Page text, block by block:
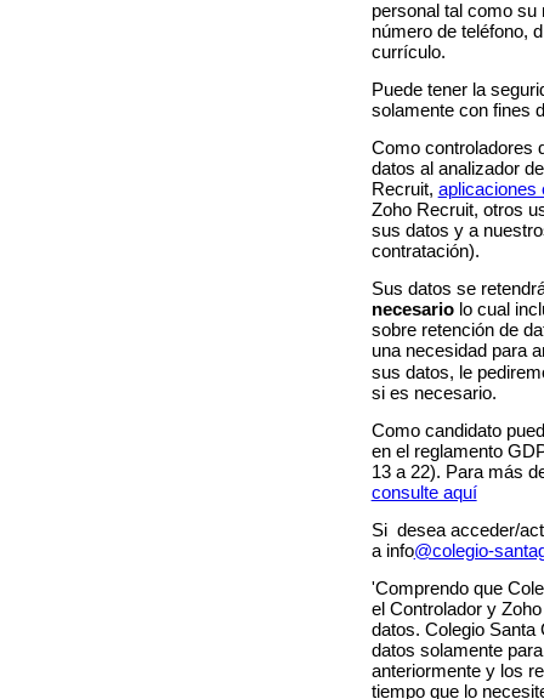
personal tal como su
número de teléfono,
currículo.
Puede tener la
solamente con fines
Como controladores
datos al analizador
Recruit, aplicaciones
Zoho Recruit, otros
sus datos y a
contratación).
Sus datos se
necesario lo cual
sobre retención de
una necesidad para
sus datos, le
si es necesario.
Como candidato
en el reglamento
13 a 22). Para más
consulte aquí
Si deseaacceder/
a info@colegio-
'Comprendo que
el Controlador y
datos. Colegio
datos solamente
anteriormente y los
tiempo que lo